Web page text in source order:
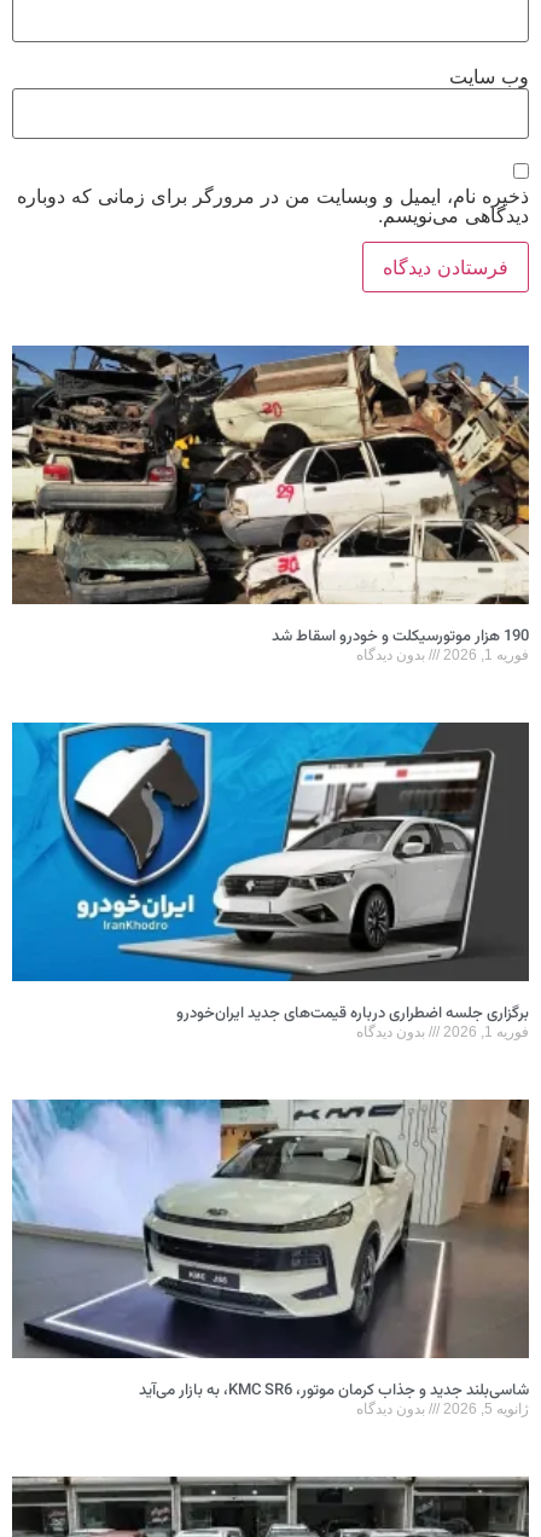
وب‌ سایت
ذخیره نام، ایمیل و وبسایت من در مرورگر برای زمانی که دوباره
دیدگاهی می‌نویسم.
190 هزار موتورسیکلت و خودرو اسقاط شد
فوریه 1, 2026 بدون دیدگاه
برگزاری جلسه اضطراری درباره قیمت‌های جدید ایران‌خودرو
فوریه 1, 2026 بدون دیدگاه
شاسی‌بلند جدید و جذاب کرمان موتور، KMC SR6، به بازار می‌آید
ژانویه 5, 2026 بدون دیدگاه